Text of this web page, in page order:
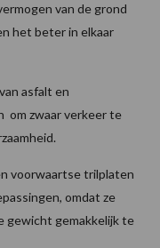
van de grond
het beter in elkaar
asfalt en
om zwaar verkeer te
voorwaartse trilplaten
omdat ze
gewicht gemakkelijk te